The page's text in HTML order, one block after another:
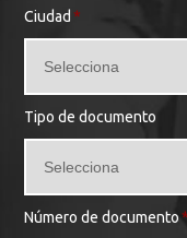
Ciudad *
Tipo de documento
Número de documento *